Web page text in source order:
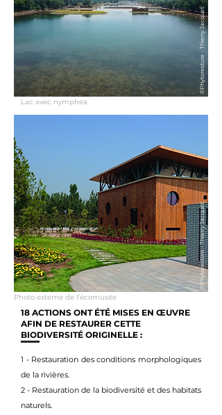
©Phytorestore - Thierry Jacquet
Lac avec nymphea
©Phytorestore - Thierry Jacquet
Photo externe de l’écomusée
18 ACTIONS ONT ÉTÉ MISES EN ŒUVRE
AFIN DE RESTAURER CETTE
BIODIVERSITÉ ORIGINELLE :
1 - Restauration des conditions morphologiques
de la rivières.
2 - Restauration de la biodiversité et des habitats
naturels.